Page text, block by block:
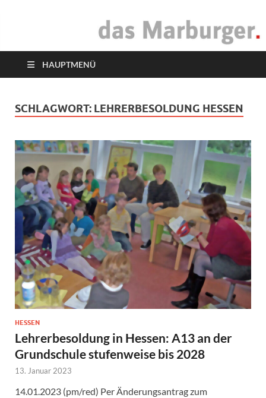
das Marburger.
HAUPTMENÜ
SCHLAGWORT: LEHRERBESOLDUNG HESSEN
HESSEN
Lehrerbesoldung in Hessen: A13 an der
Grundschule stufenweise bis 2028
13. Januar 2023
14.01.2023 (pm/red) Per Änderungsantrag zum